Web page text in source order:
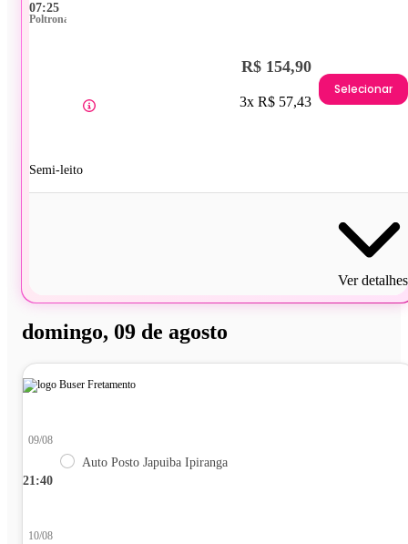
07:25
Poltrona
Semi-leito
R$ 154,90
3x R$ 57,43
Selecionar
Ver detalhes
domingo, 09 de agosto
21:40
09/08
Auto Posto Japuiba Ipiranga
10/08